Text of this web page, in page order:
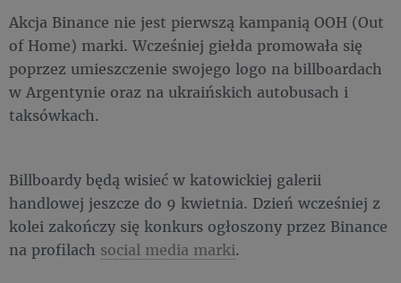
Akcja Binance nie jest pierwszą kampanią OOH (Out
of Home) marki. Wcześniej giełda promowała się
poprzez umieszczenie swojego logo na billboardach
w Argentynie oraz na ukraińskich autobusach i
taksówkach.
Billboardy będą wisieć w katowickiej galerii
handlowej jeszcze do 9 kwietnia. Dzień wcześniej z
kolei zakończy się konkurs ogłoszony przez Binance
na profilach social media marki.